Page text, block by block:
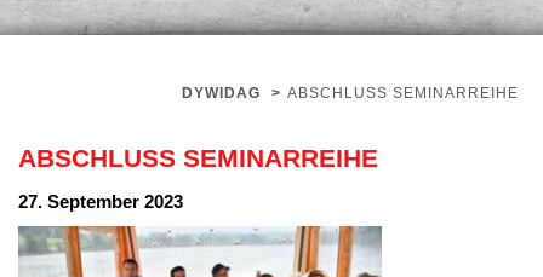
DYWIDAG > ABSCHLUSS SEMINARREIHE
ABSCHLUSS SEMINARREIHE
27. September 2023